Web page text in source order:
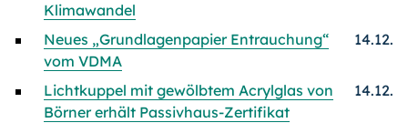
Klimawandel
Neues „Grundlagenpapier Entrauchung“
vom VDMA
14.12.
Lichtkuppel mit gewölbtem Acrylglas von
Börner erhält Passivhaus-Zertifikat
14.12.